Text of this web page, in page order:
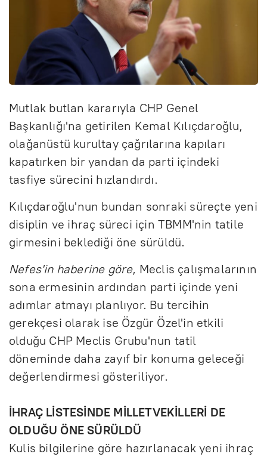
Mutlak butlan kararıyla CHP Genel
Başkanlığı'na getirilen Kemal Kılıçdaroğlu,
olağanüstü kurultay çağrılarına kapıları
kapatırken bir yandan da parti içindeki
tasfiye sürecini hızlandırdı.
Kılıçdaroğlu'nun bundan sonraki süreçte yeni
disiplin ve ihraç süreci için TBMM'nin tatile
girmesini beklediği öne sürüldü.
Nefes'in haberine göre, Meclis çalışmalarının
sona ermesinin ardından parti içinde yeni
adımlar atmayı planlıyor. Bu tercihin
gerekçesi olarak ise Özgür Özel'in etkili
olduğu CHP Meclis Grubu'nun tatil
döneminde daha zayıf bir konuma geleceği
değerlendirmesi gösteriliyor.
İHRAÇ LİSTESİNDE MİLLETVEKİLLERİ DE
OLDUĞU ÖNE SÜRÜLDÜ
Kulis bilgilerine göre hazırlanacak yeni ihraç